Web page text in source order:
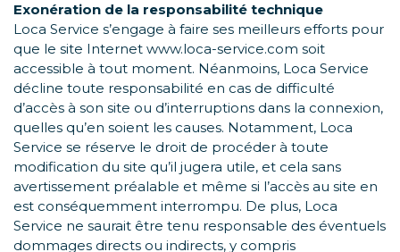
Exonération de la responsabilité technique
Loca Service s’engage à faire ses meilleurs efforts pour
que le site Internet www.loca-service.com soit
accessible à tout moment. Néanmoins, Loca Service
décline toute responsabilité en cas de difficulté
d’accès à son site ou d’interruptions dans la connexion,
quelles qu’en soient les causes. Notamment, Loca
Service se réserve le droit de procéder à toute
modification du site qu’il jugera utile, et cela sans
avertissement préalable et même si l’accès au site en
est conséquemment interrompu. De plus, Loca
Service ne saurait être tenu responsable des éventuels
dommages directs ou indirects, y compris